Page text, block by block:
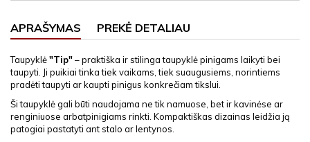
APRAŠYMAS PREKĖ DETALIAU
Taupyklė"Tip"– praktiška ir stilinga taupyklė pinigams laikyti bei
taupyti. Ji puikiai tinka tiek vaikams, tiek suaugusiems, norintiems
pradėti taupyti ar kaupti pinigus konkrečiam tikslui.
Ši taupyklė gali būti naudojama ne tik namuose, bet ir kavinėse ar
renginiuose arbatpinigiams rinkti. Kompaktiškas dizainas leidžia ją
patogiai pastatyti ant stalo ar lentynos.